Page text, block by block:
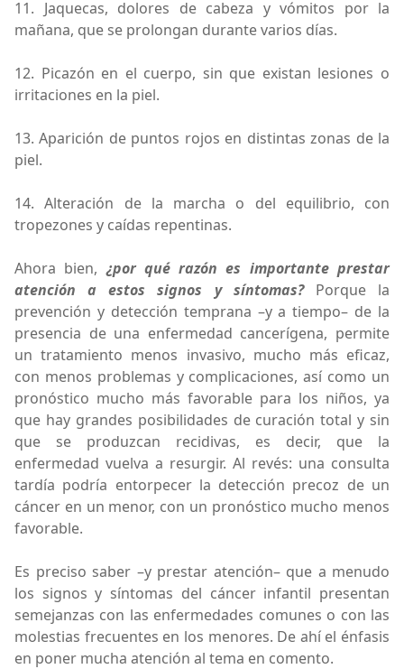
11. Jaquecas, dolores de cabeza y vómitos por la
mañana, que se prolongan durante varios días.
12. Picazón en el cuerpo, sin que existan lesiones o
irritaciones en la piel.
13. Aparición de puntos rojos en distintas zonas de la
piel.
14. Alteración de la marcha o del equilibrio, con
tropezones y caídas repentinas.
Ahora bien,¿por qué razón es importante prestar
atención a estos signos y síntomas?Porque la
prevención y detección temprana –y a tiempo– de la
presencia de una enfermedad cancerígena, permite
un tratamiento menos invasivo, mucho más eficaz,
con menos problemas y complicaciones, así como un
pronóstico mucho más favorable para los niños, ya
que hay grandes posibilidades de curación total y sin
que se produzcan recidivas, es decir, que la
enfermedad vuelva a resurgir. Al revés: una consulta
tardía podría entorpecer la detección precoz de un
cáncer en un menor, con un pronóstico mucho menos
favorable.
Es preciso saber –y prestar atención– que a menudo
los signos y síntomas del cáncer infantil presentan
semejanzas con las enfermedades comunes o con las
molestias frecuentes en los menores. De ahí el énfasis
en poner mucha atención al tema en comento.